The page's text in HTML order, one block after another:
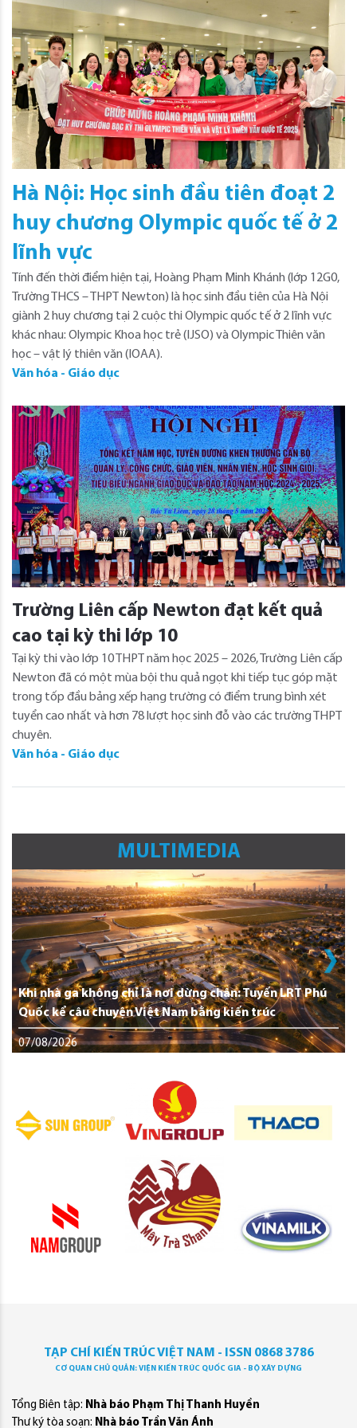
Hà Nội: Học sinh đầu tiên đoạt 2
huy chương Olympic quốc tế ở 2
lĩnh vực
Tính đến thời điểm hiện tại, Hoàng Phạm Minh Khánh (lớp 12G0,
Trường THCS – THPT Newton) là học sinh đầu tiên của Hà Nội
giành 2 huy chương tại 2 cuộc thi Olympic quốc tế ở 2 lĩnh vực
khác nhau: Olympic Khoa học trẻ (IJSO) và Olympic Thiên văn
học – vật lý thiên văn (IOAA).
Văn hóa - Giáo dục
Trường Liên cấp Newton đạt kết quả
cao tại kỳ thi lớp 10
Tại kỳ thi vào lớp 10 THPT năm học 2025 – 2026, Trường Liên cấp
Newton đã có một mùa bội thu quả ngọt khi tiếp tục góp mặt
trong tốp đầu bảng xếp hạng trường có điểm trung bình xét
tuyển cao nhất và hơn 78 lượt học sinh đỗ vào các trường THPT
chuyên.
Văn hóa - Giáo dục
MULTIMEDIA
Khi nhà ga không chỉ là nơi dừng chân: Tuyến LRT Phú
Quốc kể câu chuyện Việt Nam bằng kiến trúc
07/08/2026
TẠP CHÍ KIẾN TRÚC VIỆT NAM - ISSN 0868 3786
CƠ QUAN CHỦ QUẢN: VIỆN KIẾN TRÚC QUỐC GIA - BỘ XÂY DỰNG
Tổng Biên tập: Nhà báo Phạm Thị Thanh Huyền
Thư ký tòa soạn: Nhà báo Trần Văn Ánh